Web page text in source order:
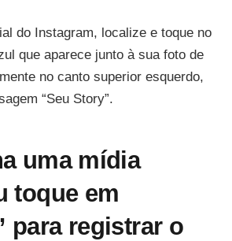
do Instagram, localize e toque no
que aparece junto à sua foto de
no canto superior esquerdo,
“Seu Story”.
uma mídia
toque em
para registrar o